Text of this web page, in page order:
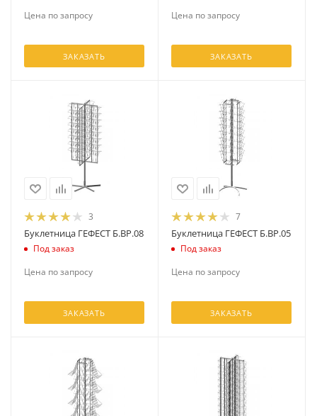
Цена по запросу
ЗАКАЗАТЬ
Цена по запросу
ЗАКАЗАТЬ
3
Буклетница ГЕФЕСТ Б.ВР.08
Под заказ
Цена по запросу
ЗАКАЗАТЬ
7
Буклетница ГЕФЕСТ Б.ВР.05
Под заказ
Цена по запросу
ЗАКАЗАТЬ